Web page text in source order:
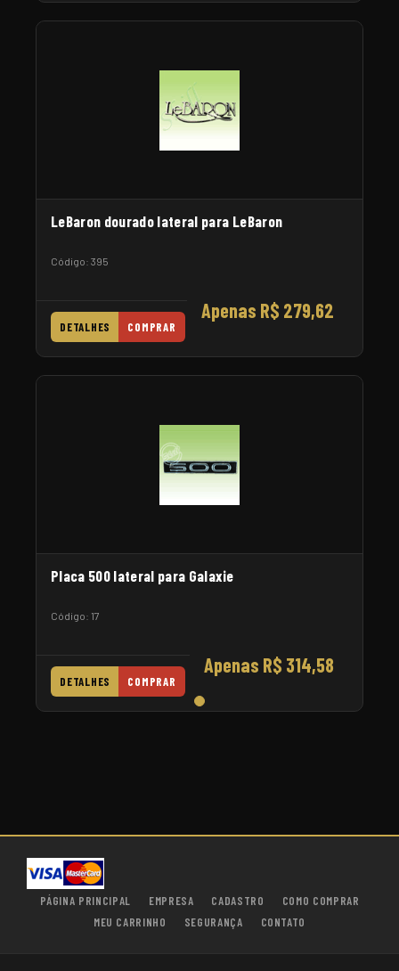
LeBaron dourado lateral para LeBaron
Código: 395
Apenas R$ 279,62
DETALHES COMPRAR
Placa 500 lateral para Galaxie
Código: 17
Apenas R$ 314,58
DETALHES COMPRAR
PÁGINA PRINCIPAL EMPRESA CADASTRO
COMO COMPRAR
MEU CARRINHO
SEGURANÇA CONTATO